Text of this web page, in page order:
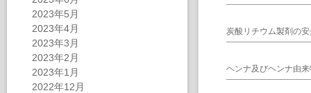
2023年5月
2023年4月
2023年3月
2023年2月
2023年1月
2022年12月
炭酸リチウム製剤の
ヘンナ及びヘンナ由